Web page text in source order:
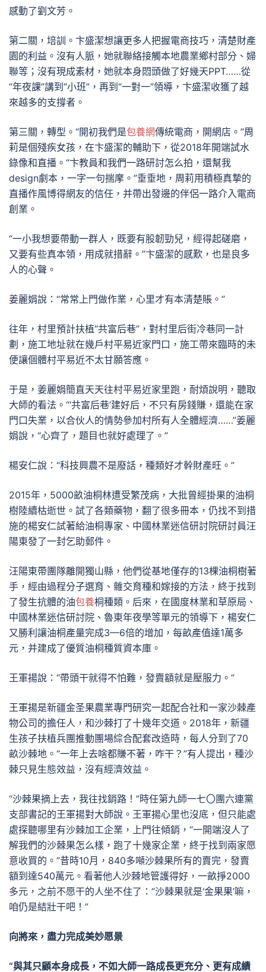
感動了劉文芳。
第二關，培訓。卞盛潔想讓更多人把握電商技巧，清楚財產
園的利益。沒有人脈，她就聯絡接觸本地農業鄉村部分、婦
聯等；沒有現成素材，她就本身悶頭做了好幾天PPT……從
“年夜課”講到“小班”，再到“一對一”領導，卞盛潔收獲了越
來越多的支撐者。
第三關，轉型。“開初我們是包養網傳統電商，開網店。”周
莉是個殘疾女孩，在卞盛潔的輔助下，從2018年開端試水
錄像和直播。“卞教員和我們一路研討怎么拍，還幫我
design劇本，一字一句揣摩。”垂垂地，周莉用積極真摯的
直播作風博得網友的信任，并帶出發邊的伴侶一路介入電商
創業。
“一小我想要帶動一群人，既要有股韌勁兒，經得起磋磨，
又要有些真本領，用成就措辭。”卞盛潔的感歎，也是良多
人的心聲。
姜麗娟說：“常常上門做作業，心里才有本清楚賬。”
往年，村里預計扶植“共富后巷”，對村里后街冷巷同一計
劃，施工地址就在幾戶村平易近家門口，施工帶來臨時的未
便讓個體村平易近不太甘願答應。
于是，姜麗娟簡直天天往村平易近家里跑，耐煩說明，聽取
大師的看法。“‘共富后巷’建好后，不只有房錢賺，還能在家
門口失業，以合伙人的情勢參加村所有人全體經濟……”姜麗
娟說，“心齊了，題目也就好處理了。”
楊安仁說：“科技興農不是廢話，種類好才幹財產旺。”
2015年，5000畝油桐林遭受繁茂病，大批曾經掛果的油桐
樹陸續枯逝世。試了各類藥物，翻了很多冊本，仍找不到措
施的楊安仁試著給油桐專家、中國林業迷信研討院研討員汪
陽東發了一封乞助郵件。
汪陽東帶團隊離開獨山縣，他們從基地僅存的13棵油桐樹著
手，經由過程分子選育、雜交育種和嫁接的方法，終于找到
了發生抗體的油包養桐種類。后來，在國度林業和草原局、
中國林業迷信研討院、魯東年夜學等單元的領導下，楊安仁
又勝利讓油桐產量完成3—6倍的增加，每畝產值達1萬多
元，并建成了優質油桐種質資本庫。
王軍揚說：“帶頭干就得不怕難，發賣額就是壓服力。”
王軍揚是新疆金圣果農業專門研究一起配合社和一家沙棘產
物公司的擔任人，和沙棘打了十幾年交道。2018年，新疆
生孩子扶植兵團推動團場綜合配套改造時，每人分到了70
畝沙棘地。“一年上去啥都賺不著，咋干？”有人提出，種沙
棘只見生態效益，沒有經濟效益。
“沙棘果摘上去，我往找銷路！”時任第九師一七〇團六連黨
支部書記的王軍揚對大師說。王軍揚心里也沒底，但只能處
處探聽哪里有沙棘加工企業，上門往傾銷，“一開端沒人了
解我們的沙棘果怎么樣，跑了十幾家企業，終于找到兩家愿
意收買的。”昔時10月，840多噸沙棘果所有的賣完，發賣
額到達540萬元。看著他人沙棘地管護得好，一畝掙2000
多元，之前不愿干的人坐不住了：“沙棘果就是‘金果果’嘛，
咱仍是結壯干吧！”
向將來，盡力完成美妙愿景
“與其只顧本身成長，不如大師一路成長更充分、更有成績